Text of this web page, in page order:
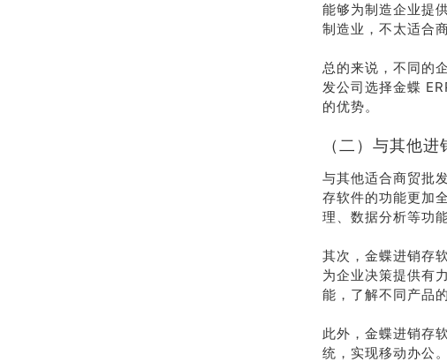
能够为制造企业提
制造业，不太适合
总的来说，不同的
发公司选择金蝶
的优势。
（二）与其他
与其他适合商贸批
存软件的功能更加
理、数据分析等功
其次，金蝶进销存
为企业决策提供有
能，了解不同产品
此外，金蝶进销存
统，实现移动办公